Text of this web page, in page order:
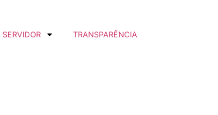
SERVIDOR TRANSPARÊNCIA